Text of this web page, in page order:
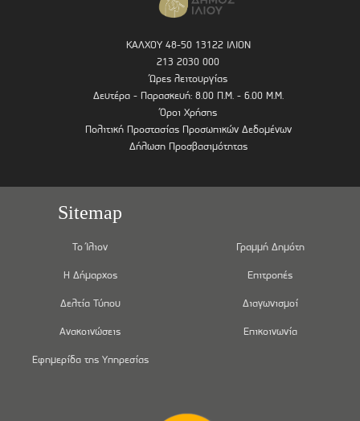
ΚΑΛΧΟΥ 48-50 13122 ΙΛΙΟΝ
213 2030 000
Ώρες λειτουργίας
Δευτέρα - Παρασκευή: 8.00 Π.Μ. - 6.00 Μ.Μ.
Όροι Χρήσης
Πολιτική Προστασίας Προσωπικών Δεδομένων
Δήλωση Προσβασιμότητας
Sitemap
Το Ίλιον
Η Δήμαρχος
Δελτία Τύπου
Ανακοινώσεις
Εφημερίδα της Υπηρεσίας
Γραμμή Δημότη
Επιτροπές
Διαγωνισμοί
Επικοινωνία